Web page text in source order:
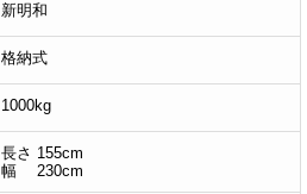
新明和
格納式
1000kg
長さ 155cm
幅 230cm